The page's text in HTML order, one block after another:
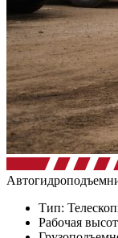
Тип:
Рабочая